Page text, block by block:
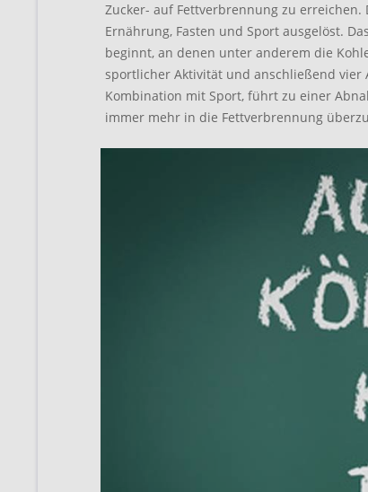
Zucker- auf Fettverbrennung zu
Ernährung, Fasten und Sport ausgelöst.
beginnt, an denen unter anderem die
sportlicher Aktivität und anschließend vier
Kombination mit Sport, führt zu einer
immer mehr in die Fettverbrennung